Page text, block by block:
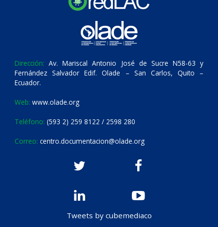
Dirección: Av. Mariscal Antonio José de Sucre N58-63 y
Fernández Salvador Edif. Olade – San Carlos, Quito –
Ecuador.
Web: www.olade.org
Teléfono: (593 2) 259 8122 / 2598 280
Correo: centro.documentacion@olade.org
Tweets by cubemediaco